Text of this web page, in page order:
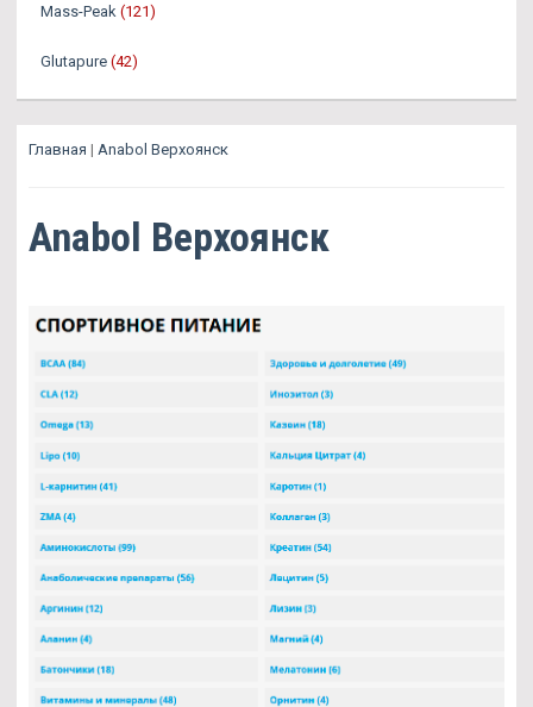
Mass-Peak (121)
Glutapure (42)
Главная | Anabol Верхоянск
Anabol Верхоянск